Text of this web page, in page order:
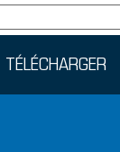
TÉLÉCHARGER